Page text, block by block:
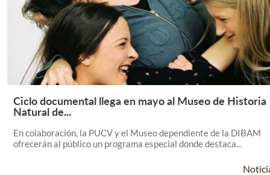
Leer Más +
Ciclo documental llega en mayo al Museo de Historia
Natural de...
En colaboración, la PUCV y el Museo dependiente de la DIBAM
ofrecerán al público un programa especial donde destaca...